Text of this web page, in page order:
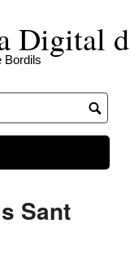
Digital
Bordils
Sant